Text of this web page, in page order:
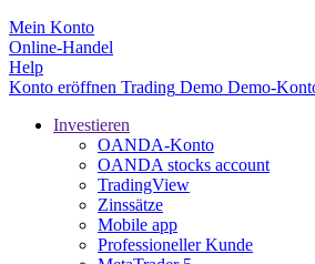
Mein Konto
Online-Handel
Help
Konto eröffnen Trading Demo Demo-
Investieren
OANDA-Konto
OANDA stocks account
TradingView
Zinssätze
Mobile app
Professioneller Kunde